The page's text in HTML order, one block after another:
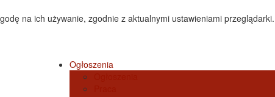
na ich używanie, zgodnie z aktualnymi ustawieniami przeglądarki.
Ogłoszenia